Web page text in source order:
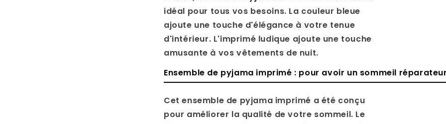
idéal pour tous vos besoins. La couleur bleue
ajoute une touche d'élégance à votre tenue
d'intérieur. L'imprimé ludique ajoute une touche
amusante à vos vêtements de nuit.
Ensemble de pyjama imprimé : pour avoir un sommeil
Cet ensemble de pyjama imprimé a été conçu
pour améliorer la qualité de votre sommeil. Le